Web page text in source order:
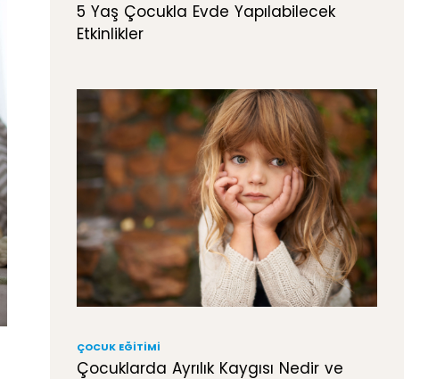
5 Yaş Çocukla Evde Yapılabilecek
Etkinlikler
ÇOCUK EĞITIMI
Çocuklarda Ayrılık Kaygısı Nedir ve